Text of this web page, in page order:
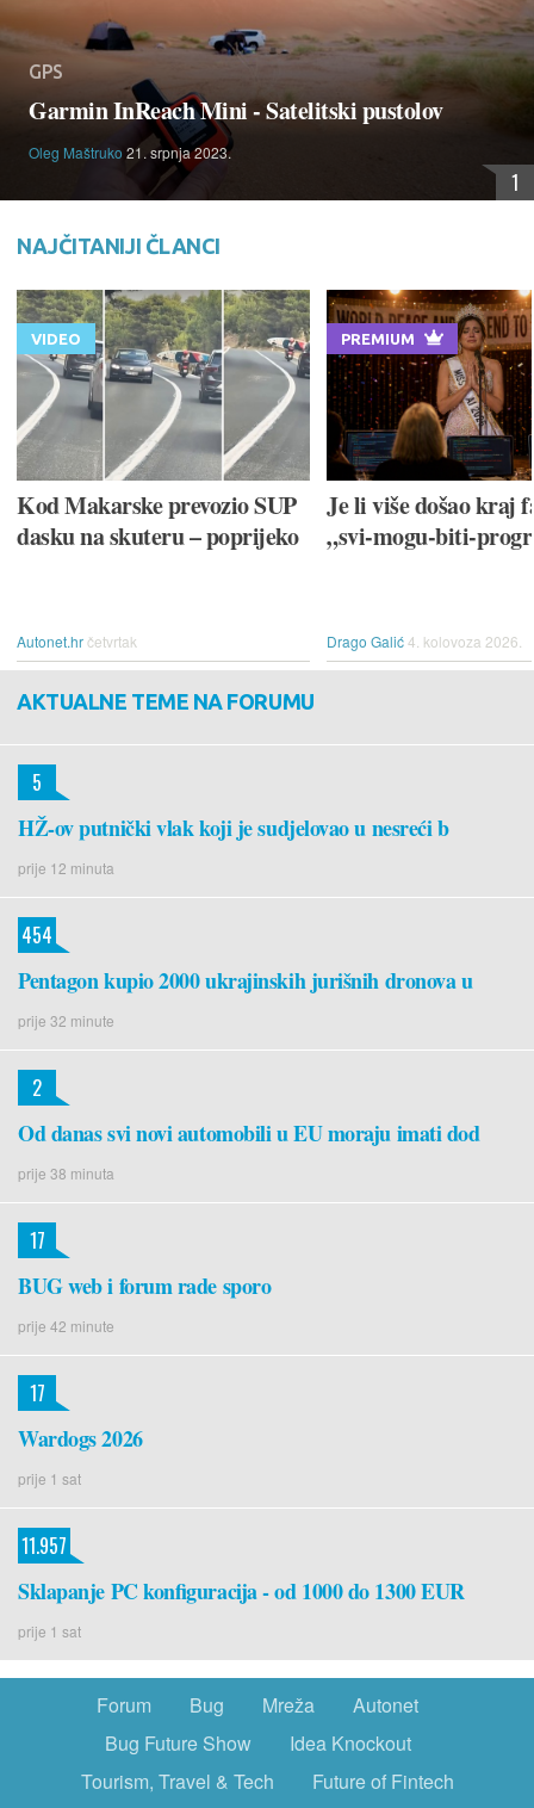
GPS
Garmin InReach Mini - Satelitski pustolov
Oleg Maštruko 21. srpnja 2023.
1
NAJČITANIJI ČLANCI
VIDEO
Kod Makarske prevozio SUP
dasku na skuteru – poprijeko
Autonet.hrčetvrtak
PREMIUM
Je li više došao kraj
„svi-mogu-biti-
Drago Galić4. kolovoza 2026.
AKTUALNE TEME NA FORUMU
HŽ-ov putnički vlak koji je sudjelovao u nesreći b
prije 12 minuta
5
Pentagon kupio 2000 ukrajinskih jurišnih dronova u
prije 32 minute
454
Od danas svi novi automobili u EU moraju imati dod
prije 38 minuta
2
BUG web i forum rade sporo
prije 42 minute
17
Wardogs 2026
prije 1 sat
17
Sklapanje PC konfiguracija - od 1000 do 1300 EUR
prije 1 sat
11.957
Forum Bug Mreža
Autonet
Bug Future Show
Idea Knockout
Tourism, Travel & Tech
Future of Fintech